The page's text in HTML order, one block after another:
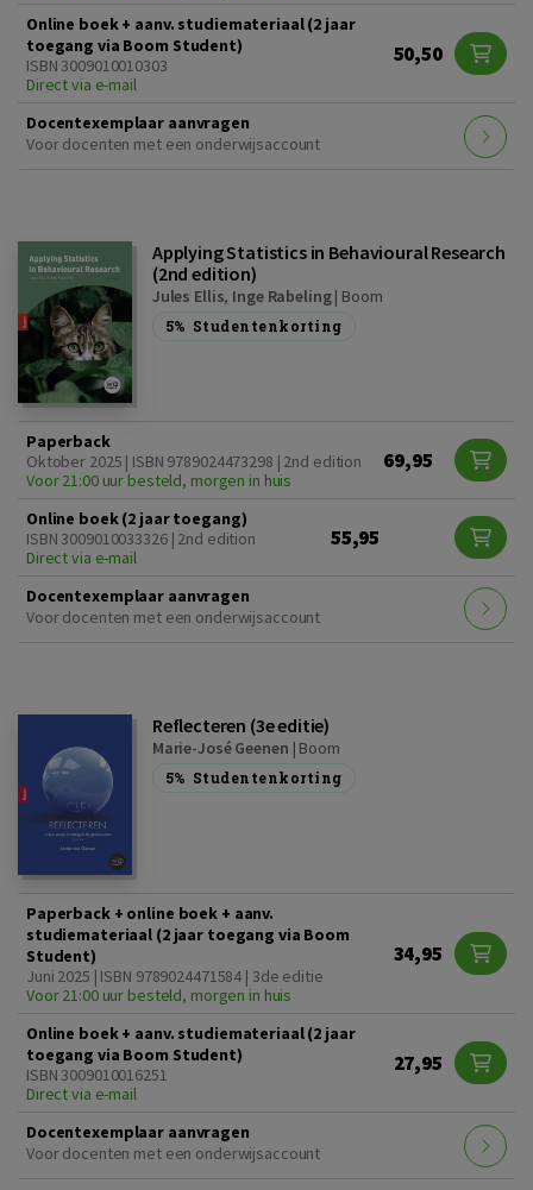
Online boek + aanv. studiemateriaal (2 jaar
toegang via Boom Student)
ISBN 3009010010303
Direct via e-mail
50,50
Docentexemplaar aanvragen
Voor docenten met een onderwijsaccount
Applying Statistics in Behavioural Research
(2nd edition)
Jules Ellis, Inge Rabeling| Boom
5% Studentenkorting
Paperback
Oktober 2025 | ISBN 9789024473298 | 2nd edition
Voor 21:00 uur besteld, morgen in huis
69,95
Online boek (2 jaar toegang)
ISBN 3009010033326 | 2nd edition
Direct via e-mail
55,95
Docentexemplaar aanvragen
Voor docenten met een onderwijsaccount
Reflecteren (3e editie)
Marie-José Geenen | Boom
5% Studentenkorting
Paperback + online boek + aanv.
studiemateriaal (2 jaar toegang via Boom
Student)
Juni 2025 | ISBN 9789024471584 | 3de editie
Voor 21:00 uur besteld, morgen in huis
34,95
Online boek + aanv. studiemateriaal (2 jaar
toegang via Boom Student)
ISBN 3009010016251
Direct via e-mail
27,95
Docentexemplaar aanvragen
Voor docenten met een onderwijsaccount